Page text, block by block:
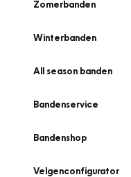
Zomerbanden
Winterbanden
All season banden
Bandenservice
Bandenshop
Velgenconfigurator